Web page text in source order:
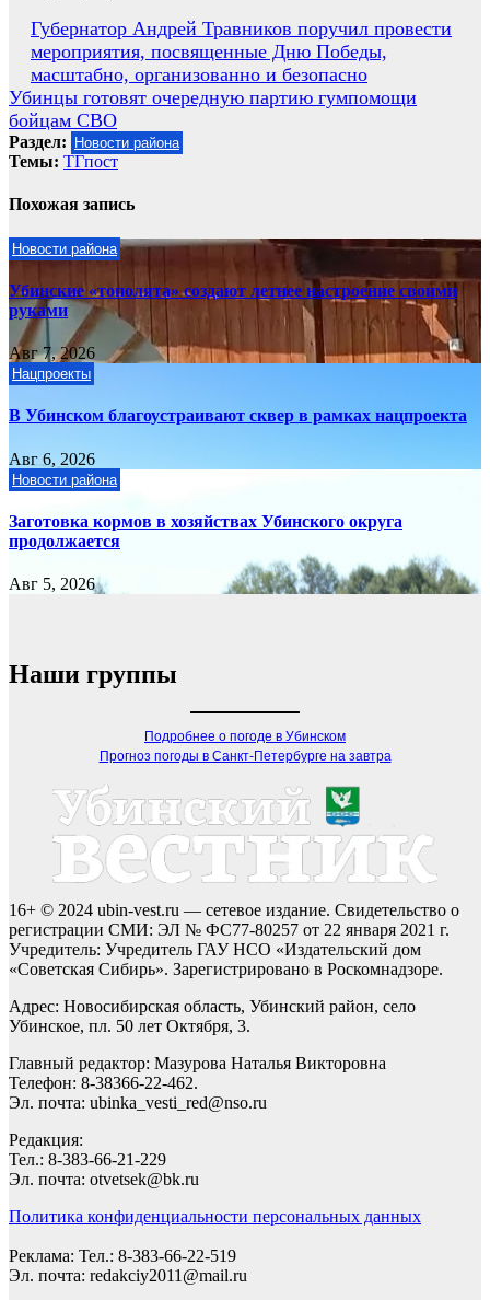
Навигация
по
записям
Губернатор Андрей Травников поручил провести
мероприятия, посвященные Дню Победы,
масштабно, организованно и безопасно
Убинцы готовят очередную партию гумпомощи
бойцам СВО
Раздел: Новости района
Темы: ТГпост
Похожая запись
Новости района
Убинские «тополята» создают летнее настроение своими
руками
Авг 7, 2026
Нацпроекты
В Убинском благоустраивают сквер в рамках нацпроекта
Авг 6, 2026
Новости района
Заготовка кормов в хозяйствах Убинского округа
продолжается
Авг 5, 2026
Наши группы
Подробнее о погоде в Убинском
Прогноз погоды в Санкт-Петербурге на завтра
16+ © 2024 ubin-vest.ru — сетевое издание. Свидетельство о
регистрации СМИ: ЭЛ № ФС77-80257 от 22 января 2021 г.
Учредитель: Учредитель ГАУ НСО «Издательский дом
«Советская Сибирь». Зарегистрировано в Роскомнадзоре.
Адрес: Новосибирская область, Убинский район, село
Убинское, пл. 50 лет Октября, 3.
Главный редактор: Мазурова Наталья Викторовна
Телефон: 8-38366-22-462.
Эл. почта: ubinka_vesti_red@nso.ru
Редакция:
Тел.: 8-383-66-21-229
Эл. почта: otvetsek@bk.ru
Политика конфиденциальности персональных данных
Реклама: Тел.: 8-383-66-22-519
Эл. почта: redakciy2011@mail.ru